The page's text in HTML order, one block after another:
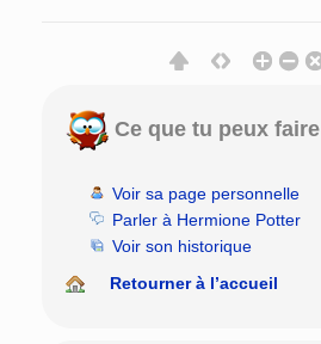
Ce que tu peux faire
Voir sa page personnelle
Parler à Hermione Potter
Voir son historique
Retourner à l’accueil